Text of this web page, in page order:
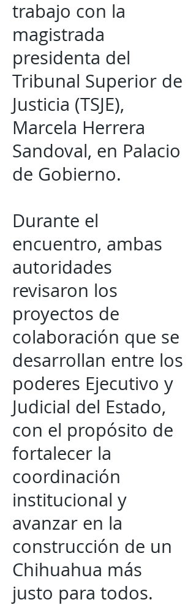
trabajo con la
magistrada
presidenta del
Tribunal Superior de
Justicia (TSJE),
Marcela Herrera
Sandoval, en Palacio
de Gobierno.
Durante el
encuentro, ambas
autoridades
revisaron los
proyectos de
colaboración que se
desarrollan entre los
poderes Ejecutivo y
Judicial del Estado,
con el propósito de
fortalecer la
coordinación
institucional y
avanzar en la
construcción de un
Chihuahua más
justo para todos.